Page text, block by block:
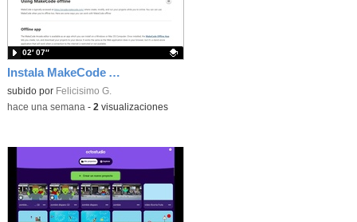
Instala MakeCode Arcade offline para programar grandes juegos sin necesidad de Internet
Contenido educativo.
subido por Felicisimo G.
02′ 07″
-hace una semana - 2 visualizaciones